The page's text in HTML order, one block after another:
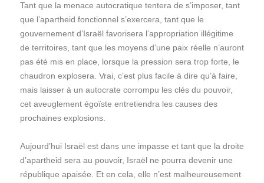
Tant que la menace autocratique tentera de s’imposer, tant
que l’apartheid fonctionnel s’exercera, tant que le
gouvernement d’Israël favorisera l’appropriation illégitime
de territoires, tant que les moyens d’une paix réelle n’auront
pas été mis en place, lorsque la pression sera trop forte, le
chaudron explosera. Vrai, c’est plus facile à dire qu’à faire,
mais laisser à un autocrate corrompu les clés du pouvoir,
cet aveuglement égoïste entretiendra les causes des
prochaines explosions.
Aujourd’hui Israël est dans une impasse et tant que la droite
d’apartheid sera au pouvoir, Israël ne pourra devenir une
république apaisée. Et en cela, elle n’est malheureusement